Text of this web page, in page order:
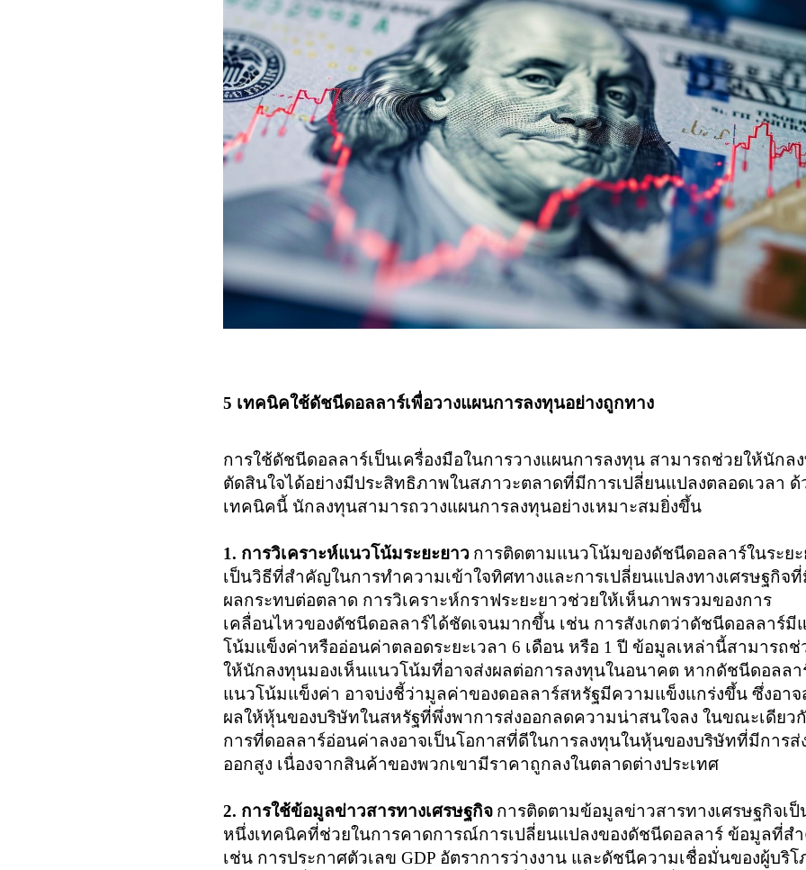
5 เทคนิคใช้ดัชนีดอลลาร์เพื่อวางแผนการลงทุนอย่างถูกทาง
การใช้ดัชนีดอลลาร์เป็นเครื่องมือในการวางแผนการลงทุน สามารถช่วยให้นักล
ตัดสินใจได้อย่างมีประสิทธิภาพในสภาวะตลาดที่มีการเปลี่ยนแปลงตลอดเวลา ด้
เทคนิคนี้ นักลงทุนสามารถวางแผนการลงทุนอย่างเหมาะสมยิ่งขึ้น
1. การวิเคราะห์แนวโน้มระยะยาว การติดตามแนวโน้มของดัชนีดอลลาร์ในระยะ
เป็นวิธีที่สำคัญในการทำความเข้าใจทิศทางและการเปลี่ยนแปลงทางเศรษฐกิจ
ผลกระทบต่อตลาด การวิเคราะห์กราฟระยะยาวช่วยให้เห็นภาพรวมของการ
เคลื่อนไหวของดัชนีดอลลาร์ได้ชัดเจนมากขึ้น เช่น การสังเกตว่าดัชนีดอลลาร์มี
โน้มแข็งค่าหรืออ่อนค่าตลอดระยะเวลา6 เดือน หรือ 1ปี ข้อมูลเหล่านี้สามารถช่
ให้นักลงทุนมองเห็นแนวโน้มที่อาจส่งผลต่อการลงทุนในอนาคต หากดัชนีดอลลา
แนวโน้มแข็งค่า อาจบ่งชี้ว่ามูลค่าของดอลลาร์สหรัฐมีความแข็งแกร่งขึ้น ซึ่งอาจ
ผลให้หุ้นของบริษัทในสหรัฐที่พึ่งพาการส่งออกลดความน่าสนใจลง ในขณะเดียว
การที่ดอลลาร์อ่อนค่าลงอาจเป็นโอกาสที่ดีในการลงทุนในหุ้นของบริษัทที่มีการส่
ออกสูง เนื่องจากสินค้าของพวกเขามีราคาถูกลงในตลาดต่างประเทศ
2. การใช้ข้อมูลข่าวสารทางเศรษฐกิจ การติดตามข้อมูลข่าวสารทางเศรษฐกิจเป็
หนึ่งเทคนิคที่ช่วยในการคาดการณ์การเปลี่ยนแปลงของดัชนีดอลลาร์ ข้อมูลที่ส
เช่น การประกาศตัวเลขGDP อัตราการว่างงาน และดัชนีความเชื่อมั่นของผู้บริโ